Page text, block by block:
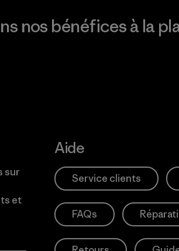
nos bénéfices à la
sur
et
Aide
Service clients
FAQs